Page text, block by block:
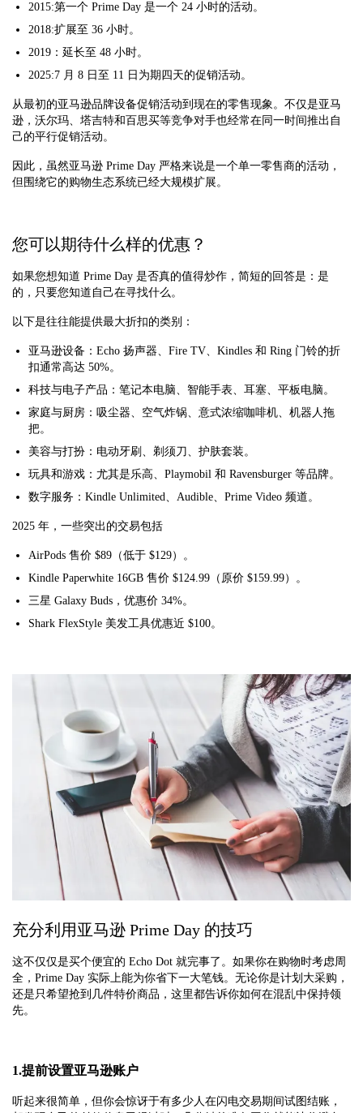
2015:第一个 Prime Day 是一个 24 小时的活动。
2018:扩展至 36 小时。
2019：延长至 48 小时。
2025:7 月 8 日至 11 日为期四天的促销活动。
从最初的亚马逊品牌设备促销活动到现在的零售现象。不仅是亚马
逊，沃尔玛、塔吉特和百思买等竞争对手也经常在同一时间推出自
己的平行促销活动。
因此，虽然亚马逊 Prime Day 严格来说是一个单一零售商的活动，
但围绕它的购物生态系统已经大规模扩展。
您可以期待什么样的优惠？
如果您想知道 Prime Day 是否真的值得炒作，简短的回答是：是
的，只要您知道自己在寻找什么。
以下是往往能提供最大折扣的类别：
亚马逊设备：Echo 扬声器、Fire TV、Kindles 和 Ring 门铃的折
扣通常高达 50%。
科技与电子产品：笔记本电脑、智能手表、耳塞、平板电脑。
家庭与厨房：吸尘器、空气炸锅、意式浓缩咖啡机、机器人拖
把。
美容与打扮：电动牙刷、剃须刀、护肤套装。
玩具和游戏：尤其是乐高、Playmobil 和 Ravensburger 等品牌。
数字服务：Kindle Unlimited、Audible、Prime Video 频道。
2025 年，一些突出的交易包括
AirPods 售价 $89（低于 $129）。
Kindle Paperwhite 16GB 售价 $124.99（原价 $159.99）。
三星 Galaxy Buds，优惠价 34%。
Shark FlexStyle 美发工具优惠近 $100。
充分利用亚马逊 Prime Day 的技巧
这不仅仅是买个便宜的 Echo Dot 就完事了。如果你在购物时考虑周
全，Prime Day 实际上能为你省下一大笔钱。无论你是计划大采购，
还是只希望抢到几件特价商品，这里都告诉你如何在混乱中保持领
先。
1.提前设置亚马逊账户
听起来很简单，但你会惊讶于有多少人在闪电交易期间试图结账，